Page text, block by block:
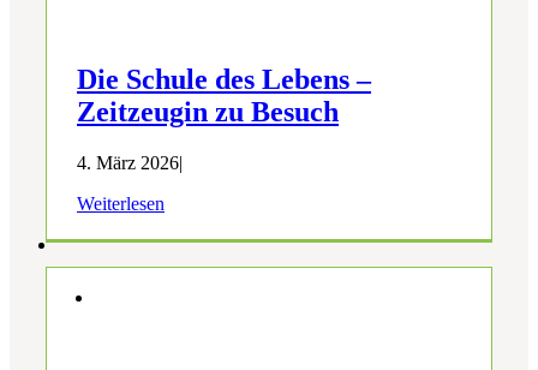
Die Schule des Lebens –
Zeitzeugin zu Besuch
4. März 2026|
Weiterlesen